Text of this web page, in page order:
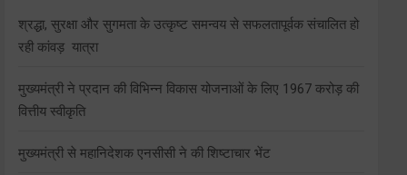
श्रद्धा, सुरक्षा और सुगमता के उत्कृष्ट समन्वय से सफलतापूर्वक संचालित हो
रही कांवड़ यात्रा
मुख्यमंत्री ने प्रदान की विभिन्न विकास योजनाओं के लिए 1967 करोड़ की
वित्तीय स्वीकृति
मुख्यमंत्री से महानिदेशक एनसीसी ने की शिष्टाचार भेंट